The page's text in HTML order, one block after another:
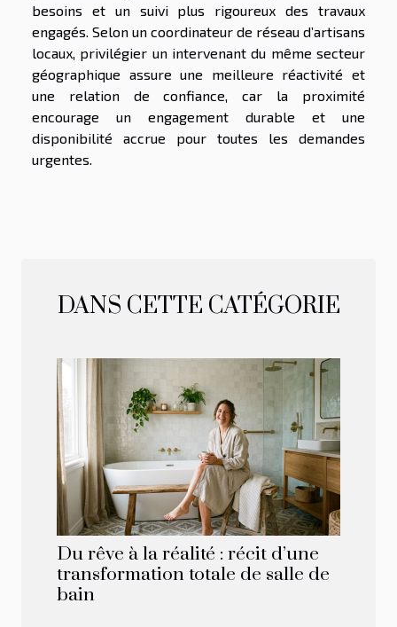
besoins et un suivi plus rigoureux des travaux
engagés. Selon un coordinateur de réseau d’artisans
locaux, privilégier un intervenant du même secteur
géographique assure une meilleure réactivité et
une relation de confiance, car la proximité
encourage un engagement durable et une
disponibilité accrue pour toutes les demandes
urgentes.
DANS CETTE CATÉGORIE
Du rêve à la réalité : récit d’une
transformation totale de salle de
bain